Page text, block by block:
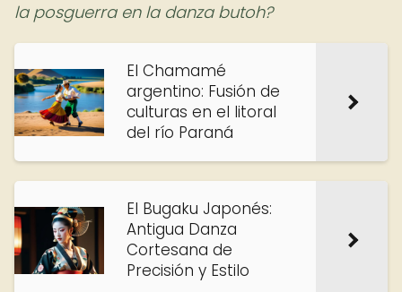
la posguerra en la danza butoh?
El Chamamé
argentino: Fusión de
culturas en el litoral
del río Paraná
El Bugaku Japonés:
Antigua Danza
Cortesana de
Precisión y Estilo